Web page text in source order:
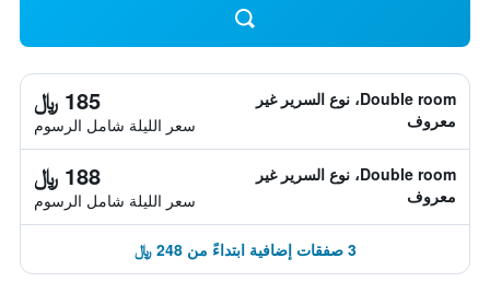
Double room، نوع السرير غير
معروف
185 ﷼
سعر الليلة شامل الرسوم
Double room، نوع السرير غير
معروف
188 ﷼
سعر الليلة شامل الرسوم
3 صفقات إضافية ابتداءً من 248 ﷼